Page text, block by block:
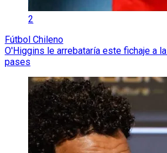
2
Fútbol Chileno
O'Higgins le arrebataría este fichaje a
pases